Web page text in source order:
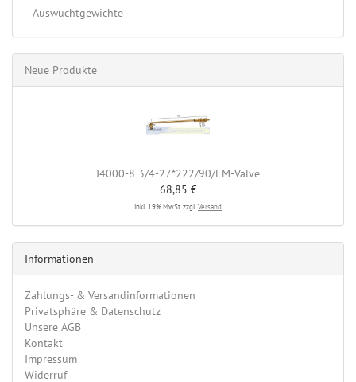
Auswuchtgewichte
Neue Produkte
J4000-8 3/4-27*222/90/EM-Valve
68,85 €
inkl. 19% MwSt. zzgl. Versand
Informationen
Zahlungs- & Versandinformationen
Privatsphäre & Datenschutz
Unsere AGB
Kontakt
Impressum
Widerruf